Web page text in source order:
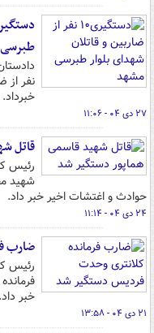
نفر از
خبرداد.
۲۷ دی ۰۴ - ۱۱:۰۶
قاتل
رئیس
شهید
حوادث و اغتشات اخیر خبر داد.
۲۴ دی ۰۴ - ۱۱:۱۴
ضارب
رئیس
خبر داد.
۲۱ دی ۰۴ - ۱۳:۵۸